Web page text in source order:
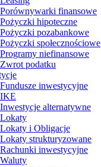
Porównywarki finansowe
Pożyczki hipoteczne
Pożyczki pozabankowe
Pożyczki społecznościowe
Programy niefinansowe
Zwrot podatku
Fundusze inwestycyjne
IKE
Inwestycje alternatywne
Lokaty
Lokaty i Obligacje
Lokaty strukturyzowane
Rachunki inwestycyjne
Waluty